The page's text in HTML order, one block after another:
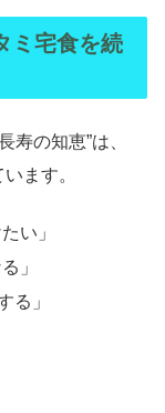
ミ宅食を続
寿の知恵”は、
ます。
い」
」
る」